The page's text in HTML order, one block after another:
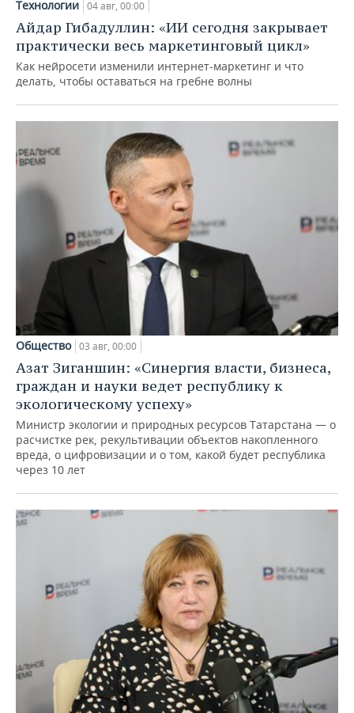
Технологии 04 авг, 00:00
Айдар Гибадуллин: «ИИ сегодня закрывает
практически весь маркетинговый цикл»
Как нейросети изменили интернет-маркетинг и что
делать, чтобы оставаться на гребне волны
Общество 03 авг, 00:00
Азат Зиганшин: «Синергия власти, бизнеса,
граждан и науки ведет республику к
экологическому успеху»
Министр экологии и природных ресурсов Татарстана — о
расчистке рек, рекультивации объектов накопленного
вреда, о цифровизации и о том, какой будет республика
через 10 лет